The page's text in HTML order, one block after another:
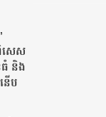
សេស
ធំ និង
ើប